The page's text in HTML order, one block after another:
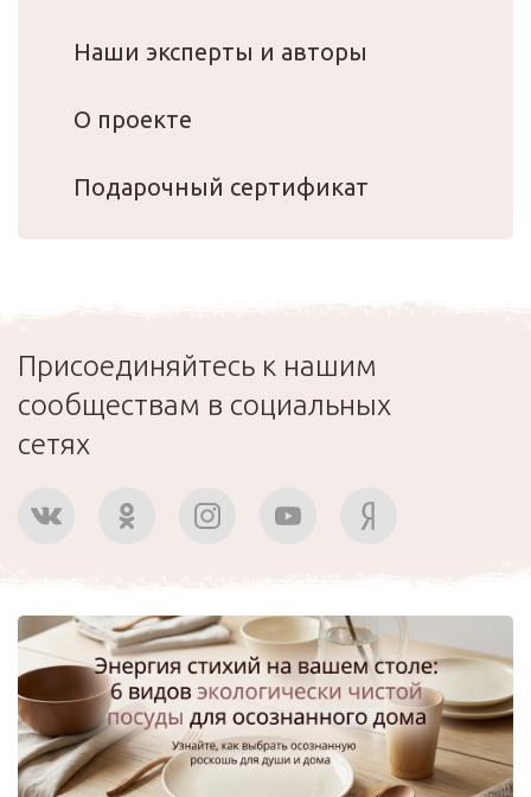
Наши эксперты и авторы
О проекте
Подарочный сертификат
Присоединяйтесь к нашим
сообществам в социальных
сетях